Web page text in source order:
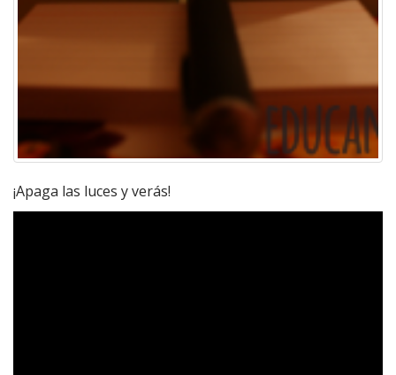
¡Apaga las luces y verás!